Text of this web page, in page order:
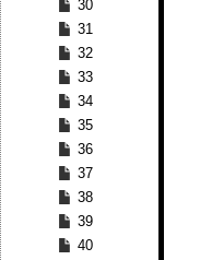
30
31
32
33
34
35
36
37
38
39
40